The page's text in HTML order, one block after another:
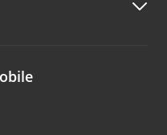
opinią o wizycie.